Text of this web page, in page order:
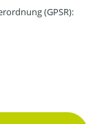
(GPSR):